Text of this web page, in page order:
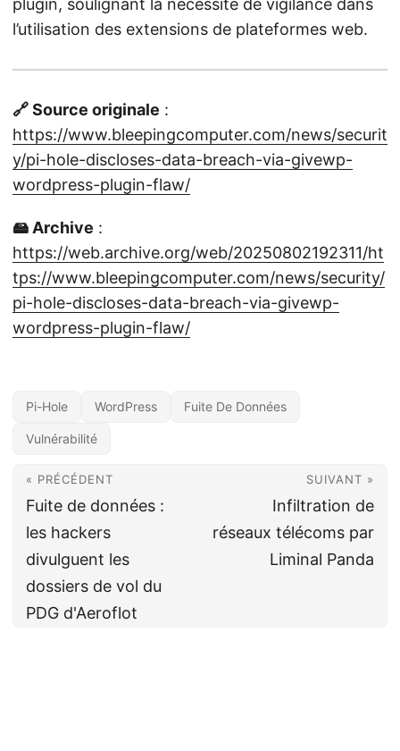
plugin, soulignant la nécessité de vigilance dans
l’utilisation des extensions de plateformes web.
🔗 Source originale :
https://www.bleepingcomputer.com/news/securit
y/pi-hole-discloses-data-breach-via-givewp-
wordpress-plugin-flaw/
🖴 Archive :
https://web.archive.org/web/20250802192311/ht
tps://www.bleepingcomputer.com/news/security/
pi-hole-discloses-data-breach-via-givewp-
wordpress-plugin-flaw/
Pi-Hole WordPress Fuite De Données
Vulnérabilité
« PRÉCÉDENT
Fuite de données :
les hackers
divulguent les
dossiers de vol du
PDG d'Aeroflot
SUIVANT »
Infiltration de
réseaux télécoms par
Liminal Panda